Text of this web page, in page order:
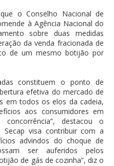
o Conselho Nacional de
à Agência Nacional do
sobre duas medidas
da venda fracionada de
de um mesmo botijão por
constituem o ponto de
efetiva do mercado de
em todos os elos da cadeia,
aos consumidores em
destacou o
Secap visa contribuir com a
advindos do choque de
ser auferidos pelos
de gás de cozinha”, diz o